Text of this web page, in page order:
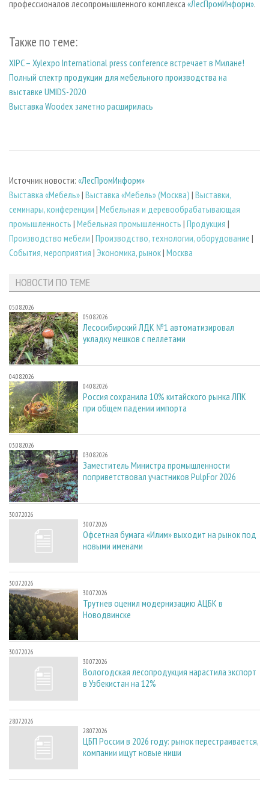
профессионалов лесопромышленного комплекса «ЛесПромИнформ».
Также по теме:
XIPC – Xylexpo International press conference встречает в Милане!
Полный спектр продукции для мебельного производства на
выставке UMIDS-2020
Выставка Woodex заметно расширилась
Источник новости: «ЛесПромИнформ»
Выставка «Мебель»| Выставка «Мебель» (Москва) | Выставки,
семинары, конференции | Мебельная и деревообрабатывающая
промышленность | Мебельная промышленность | Продукция |
Производство мебели | Производство, технологии, оборудование |
События, мероприятия | Экономика, рынок| Москва
НОВОСТИ ПО ТЕМЕ
05.08.2026
05.08.2026
Лесосибирский ЛДК №1 автоматизировал
укладку мешков с пеллетами
04.08.2026
04.08.2026
Россия сохранила 10% китайского рынка ЛПК
при общем падении импорта
03.08.2026
03.08.2026
Заместитель Министра промышленности
поприветствовал участников PulpFor 2026
30.07.2026
30.07.2026
Офсетная бумага «Илим» выходит на рынок под
новыми именами
30.07.2026
30.07.2026
Трутнев оценил модернизацию АЦБК в
Новодвинске
30.07.2026
30.07.2026
Вологодская лесопродукция нарастила экспорт
в Узбекистан на 12%
28.07.2026
28.07.2026
ЦБП России в 2026 году: рынок перестраивается,
компании ищут новые ниши